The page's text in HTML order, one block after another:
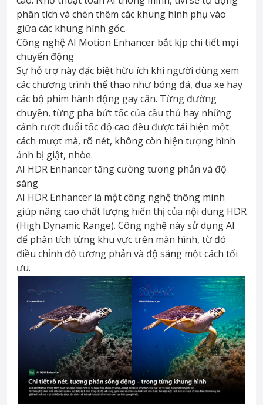
phân tích và chèn thêm các khung hình phụ vào
giữa các khung hình gốc.
Công nghệ AI Motion Enhancer bắt kịp chi tiết mọi
chuyển động
Sự hỗ trợ này đặc biệt hữu ích khi người dùng xem
các chương trình thể thao như bóng đá, đua xe hay
các bộ phim hành động gay cấn. Từng đường
chuyền, từng pha bứt tốc của cầu thủ hay những
cảnh rượt đuổi tốc độ cao đều được tái hiện một
cách mượt mà, rõ nét, không còn hiện tượng hình
ảnh bị giật, nhòe.
AI HDR Enhancer tăng cường tương phản và độ
sáng
AI HDR Enhancer là một công nghệ thông minh
giúp nâng cao chất lượng hiển thị của nội dung HDR
(High Dynamic Range). Công nghệ này sử dụng AI
để phân tích từng khu vực trên màn hình, từ đó
điều chỉnh độ tương phản và độ sáng một cách tối
ưu.